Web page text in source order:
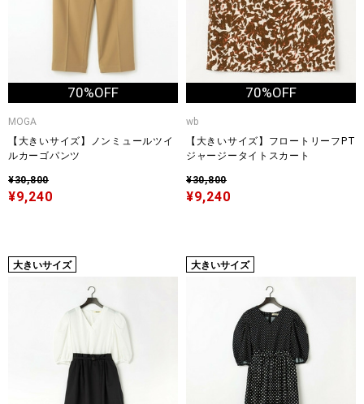
70%OFF
MOGA
【大きいサイズ】ノンミュールツイ
ルカーゴパンツ
¥30,800
¥9,240
70%OFF
wb
【大きいサイズ】フロートリーフPT
ジャージータイトスカート
¥30,800
¥9,240
大きいサイズ 大きいサイズ